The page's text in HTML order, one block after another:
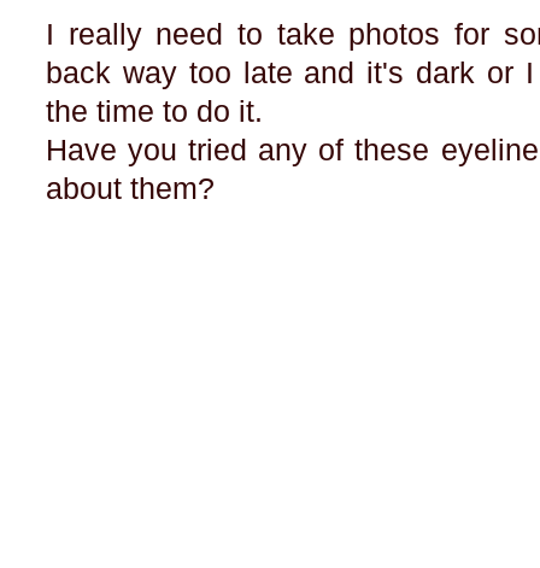
I really need to take photos for
back way too late and it's dark or
the time to do it.
Have you tried any of these
about them?